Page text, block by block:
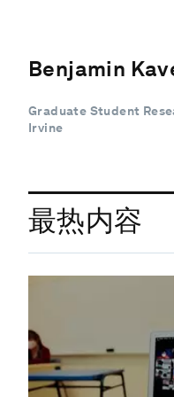
Benjamin
Graduate Student
Irvine
最热内容